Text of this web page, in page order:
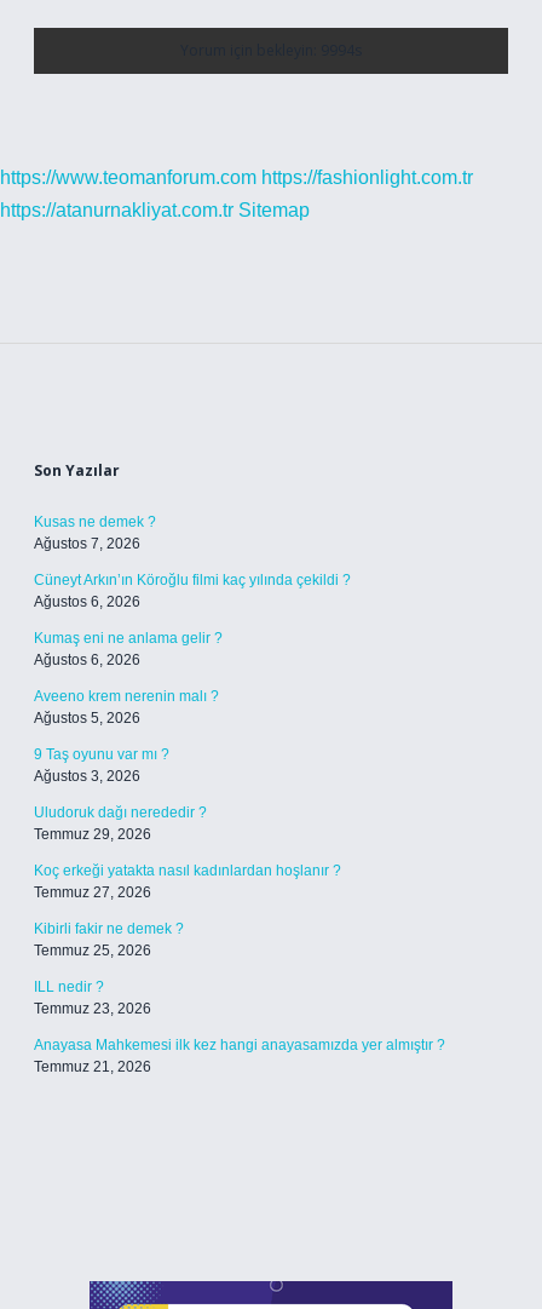
https://www.teomanforum.com https://fashionlight.com.tr
https://atanurnakliyat.com.tr Sitemap
Son Yazılar
Kusas ne demek ?
Ağustos 7, 2026
Cüneyt Arkın’ın Köroğlu filmi kaç yılında çekildi ?
Ağustos 6, 2026
Kumaş eni ne anlama gelir ?
Ağustos 6, 2026
Aveeno krem nerenin malı ?
Ağustos 5, 2026
9 Taş oyunu var mı ?
Ağustos 3, 2026
Uludoruk dağı nerededir ?
Temmuz 29, 2026
Koç erkeği yatakta nasıl kadınlardan hoşlanır ?
Temmuz 27, 2026
Kibirli fakir ne demek ?
Temmuz 25, 2026
ILL nedir ?
Temmuz 23, 2026
Anayasa Mahkemesi ilk kez hangi anayasamızda yer almıştır ?
Temmuz 21, 2026